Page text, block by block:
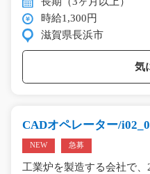
時給1,300円
滋賀県長浜市
気
CADオペレーター/
NEW 急募
工業炉を製造する会社で